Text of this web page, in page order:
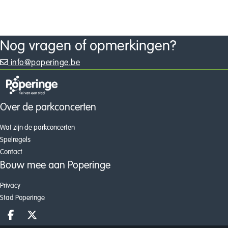
Nog vragen of opmerkingen?
info@poperinge.be
Over de parkconcerten
Wat zijn de parkconcerten
Spelregels
Contact
Bouw mee aan Poperinge
Privacy
Stad Poperinge
Deel op facebook
Deel op X